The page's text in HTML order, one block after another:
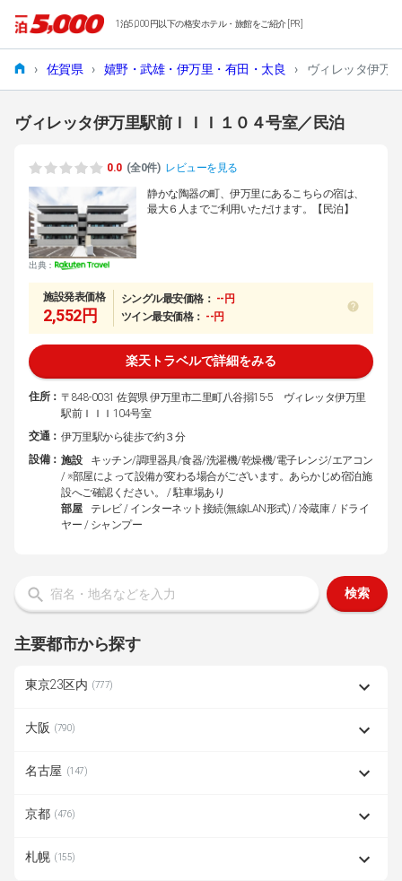
1泊5,000円以下の格安ホテル・旅館をご紹介 [PR]
› 佐賀県 › 嬉野・武雄・伊万里・有田・太良 › ヴィレッタ伊万
ヴィレッタ伊万里駅前ＩＩＩ１０４号室／民泊
0.0 (全0件) レビューを見る
出典：
静かな陶器の町、伊万里にあるこちらの宿は、
最大６人までご利用いただけます。【民泊】
施設発表価格
2,552円
シングル最安価格： --円
ツイン最安価格： --円
楽天トラベルで詳細をみる
住所： 〒848-0031 佐賀県 伊万里市二里町八谷搦15-5 ヴィレッタ伊万里
駅前ＩＩＩ104号室
交通： 伊万里駅から徒歩で約３分
設備： 施設
キッチン/調理器具/食器/洗濯機/乾燥機/電子レンジ/エアコン
/ ※部屋によって設備が変わる場合がございます。あらかじめ宿泊施
設へご確認ください。 / 駐車場あり
部屋
テレビ / インターネット接続(無線LAN形式) / 冷蔵庫 / ドライ
ヤー / シャンプー
検索
主要都市から探す
東京23区内 (777)
大阪 (790)
名古屋 (147)
京都 (476)
札幌 (155)